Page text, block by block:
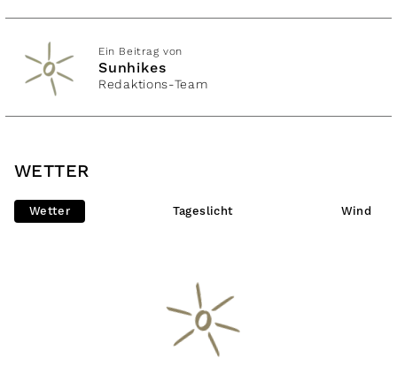
Ein Beitrag von
Sunhikes
Redaktions-Team
WETTER
Wetter Tageslicht Wind